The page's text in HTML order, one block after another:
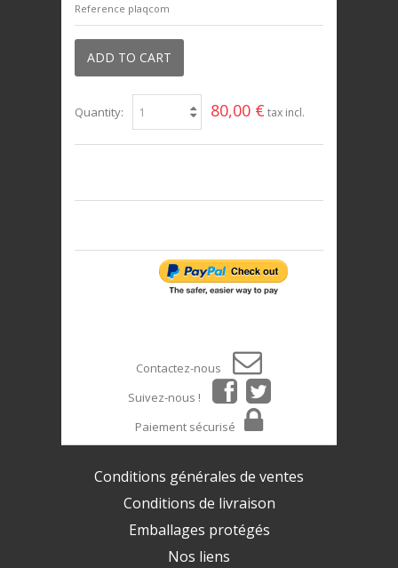
Reference plaqcom
ADD TO CART
Quantity: 80,00 € tax incl.
Contactez-nous
Suivez-nous !
Paiement sécurisé
Conditions générales de ventes
Conditions de livraison
Emballages protégés
Nos liens